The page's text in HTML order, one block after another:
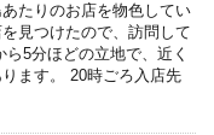
たりのお店を物色してい
見つけたので、訪問して
5分ほどの立地で、近く
ます。 20時ごろ入店先